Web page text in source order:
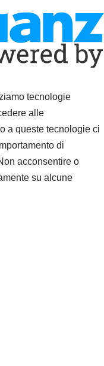
tecnologie
alle
a queste tecnologie ci
di
acconsentire o
su alcune